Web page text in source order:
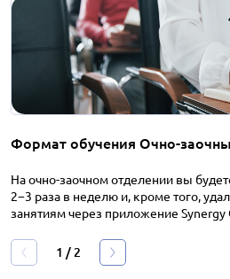
Формат обучения Очно-
На очно-заочном отделении вы
2−3 раза в неделю и, кроме того,
занятиям через приложение Synergy
1 /2